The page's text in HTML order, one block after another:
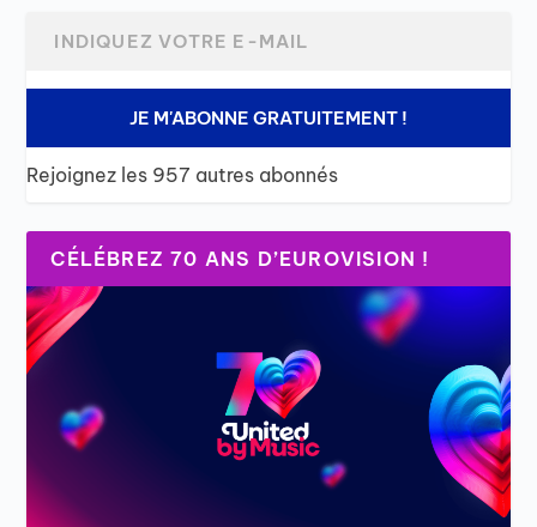
JE M'ABONNE GRATUITEMENT !
Rejoignez les 957 autres abonnés
CÉLÉBREZ 70 ANS D’EUROVISION !